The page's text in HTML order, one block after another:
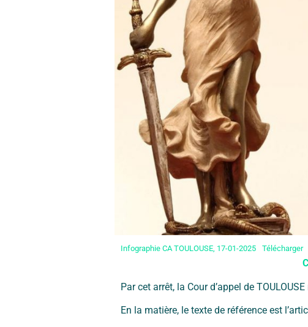
Infographie CA TOULOUSE, 17-01-2025 Télécharger
Par cet arrêt, la Cour d’appel de
En la matière, le texte de référence est